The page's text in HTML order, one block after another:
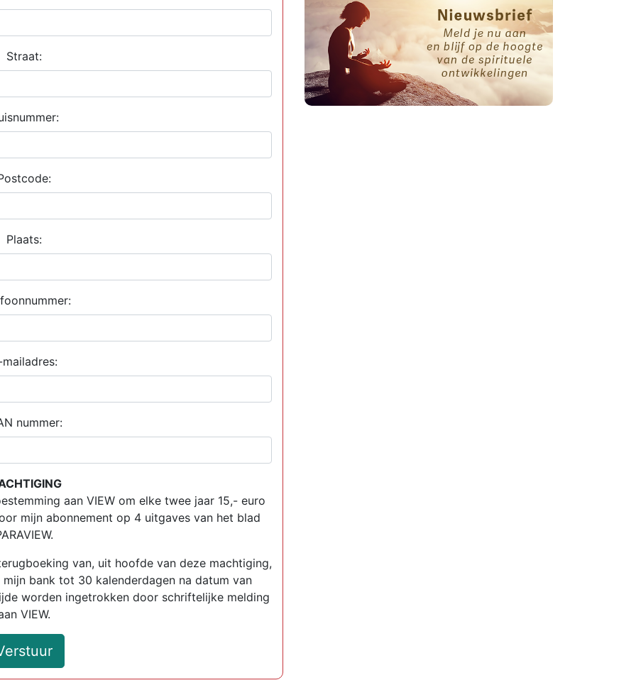
Straat:
Plaats:
mailadres:
nummer:
aan VIEW om elke twee jaar 15,- euro
mijn abonnement op 4 uitgaves van het blad
van, uit hoofde van deze machtiging,
bank tot 30 kalenderdagen na datum van
worden ingetrokken door schriftelijke melding
VIEW.